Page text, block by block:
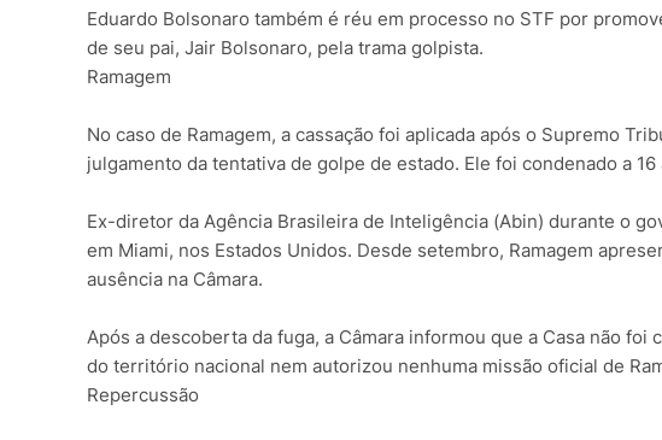
Eduardo Bolsonaro também é réu em processo no STF por
de seu pai, Jair Bolsonaro, pela trama golpista.
Ramagem
No caso de Ramagem, a cassação foi aplicada após o Supremo
julgamento da tentativa de golpe de estado. Ele foi condenado a 16
Ex-diretor da Agência Brasileira de Inteligência (Abin) durante o
em Miami, nos Estados Unidos. Desde setembro, Ramagem
ausência na Câmara.
Após a descoberta da fuga, a Câmara informou que a Casa não
do território nacional nem autorizou nenhuma missão oficial de
Repercussão